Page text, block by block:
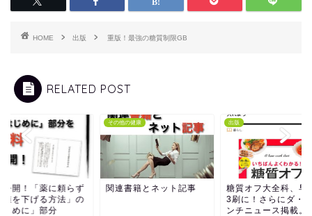
HOME 出版 重版！最強の糖質制限GB
RELATED POST
公開！「薬に頼らず
値を下げる方法」の
じめに」部分
その他の健康
関連書籍とネット記事
出版
糖質オフ大全科、早
3刷に！さらにダ・
ンチニュース掲載。